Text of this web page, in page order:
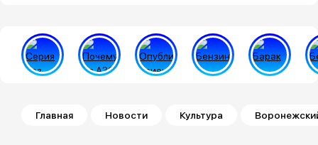
Строка навигации
Главная Новости Культура